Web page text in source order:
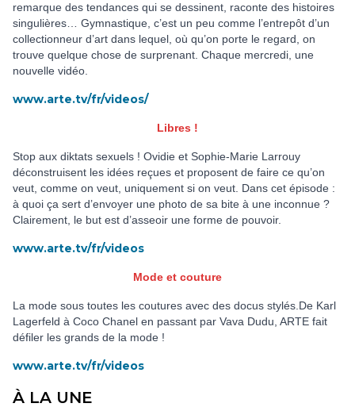
remarque des tendances qui se dessinent, raconte des histoires
singulières… Gymnastique, c’est un peu comme l’entrepôt d’un
collectionneur d’art dans lequel, où qu’on porte le regard, on
trouve quelque chose de surprenant. Chaque mercredi, une
nouvelle vidéo.
www.arte.tv/fr/videos/
Libres !
Stop aux diktats sexuels ! Ovidie et Sophie-Marie Larrouy
déconstruisent les idées reçues et proposent de faire ce qu’on
veut, comme on veut, uniquement si on veut. Dans cet épisode :
à quoi ça sert d’envoyer une photo de sa bite à une inconnue ?
Clairement, le but est d’asseoir une forme de pouvoir.
www.arte.tv/fr/videos
Mode et couture
La mode sous toutes les coutures avec des docus stylés.De Karl
Lagerfeld à Coco Chanel en passant par Vava Dudu, ARTE fait
défiler les grands de la mode !
www.arte.tv/fr/videos
À LA UNE